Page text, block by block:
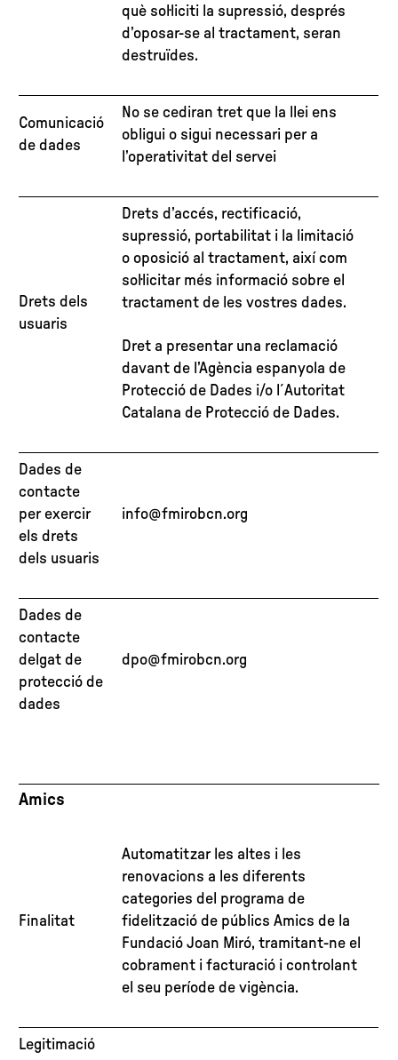
què sol·liciti la supressió, després
d’oposar-se al tractament, seran
destruïdes.
Comunicació
de dades
No se cediran tret que la llei ens
obligui o sigui necessari per a
l’operativitat del servei
Drets dels
usuaris
Drets d’accés, rectificació,
supressió, portabilitat i la limitació
o oposició al tractament, així com
sol·licitar més informació sobre el
tractament de les vostres dades.
Dret a presentar una reclamació
davant de l’Agència espanyola de
Protecció de Dades i/o l´Autoritat
Catalana de Protecció de Dades.
Dades de
contacte
per exercir
els drets
dels usuaris
info@fmirobcn.org
Dades de
contacte
delgat de
protecció de
dades
dpo@fmirobcn.org
Amics
Finalitat
Automatitzar les altes i les
renovacions a les diferents
categories del programa de
fidelització de públics Amics de la
Fundació Joan Miró, tramitant-ne el
cobrament i facturació i controlant
el seu període de vigència.
Legitimació